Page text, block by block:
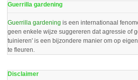
Guerrilla gardening
Guerrilla gardening is een internationaal
geen enkele wijze suggereren dat agressie of
tuinieren' is een bijzondere manier om op
te fleuren.
Disclaimer